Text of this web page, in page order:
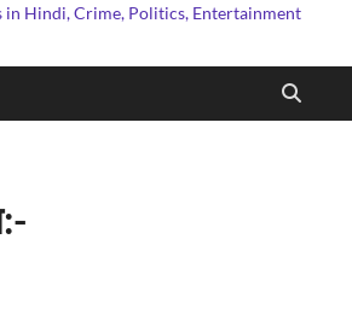
in Hindi, Crime, Politics, Entertainment